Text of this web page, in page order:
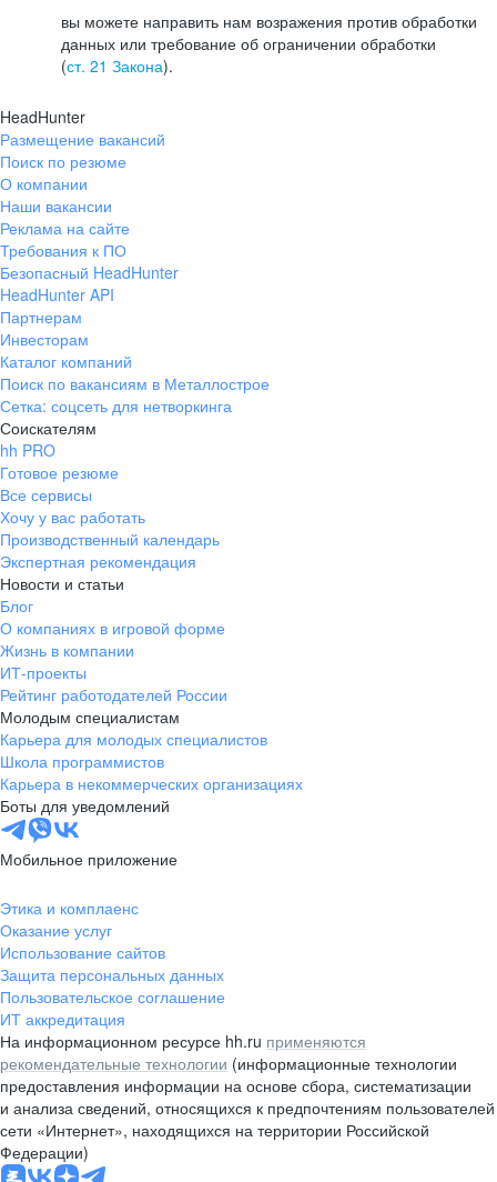
вы можете направить нам возражения против обработки
данных или требование об ограничении обработки
(ст. 21 Закона).
HeadHunter
Размещение вакансий
Поиск по резюме
О компании
Наши вакансии
Реклама на сайте
Требования к ПО
Безопасный HeadHunter
HeadHunter API
Партнерам
Инвесторам
Каталог компаний
Поиск по вакансиям в Металлострое
Сетка: соцсеть для нетворкинга
Соискателям
hh PRO
Готовое резюме
Все сервисы
Хочу у вас работать
Производственный календарь
Экспертная рекомендация
Новости и статьи
Блог
О компаниях в игровой форме
Жизнь в компании
ИТ-проекты
Рейтинг работодателей России
Молодым специалистам
Карьера для молодых специалистов
Школа программистов
Карьера в некоммерческих организациях
Боты для уведомлений
Мобильное приложение
Этика и комплаенс
Оказание услуг
Использование сайтов
Защита персональных данных
Пользовательское соглашение
ИТ аккредитация
На информационном ресурсе hh.ru применяются
рекомендательные технологии (информационные технологии
предоставления информации на основе сбора, систематизации
и анализа сведений, относящихся к предпочтениям пользователей
сети «Интернет», находящихся на территории Российской
Федерации)